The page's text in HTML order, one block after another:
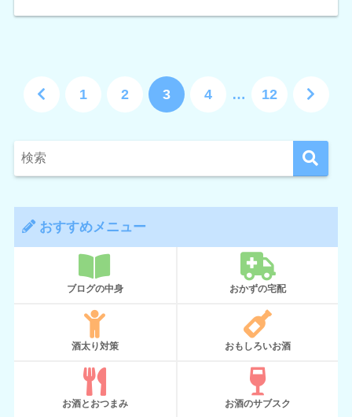
1 2 3 4 … 12
おすすめメニュー
ブログの中身 おかずの宅配
酒太り対策 おもしろいお酒
お酒とおつまみ お酒のサブスク